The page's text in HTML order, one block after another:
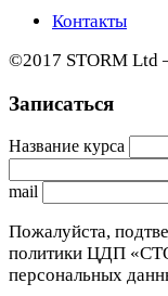
Контакты
©2017 STORM Ltd
Записаться
Название курса
mail
Пожалуйста,
политики ЦДП
персональных